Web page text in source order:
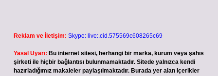
Reklam ve İletişim: Skype: live:.cid.575569c608265c69
Yasal Uyarı: Bu internet sitesi, herhangi bir marka, kurum veya şahıs
şirketi ile hiçbir bağlantısı bulunmamaktadır. Sitede yalnızca kendi
hazırladığımız makaleler paylaşılmaktadır. Burada yer alan içerikler